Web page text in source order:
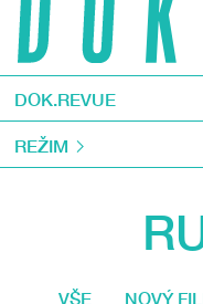
DOK.REVUE
REŽIM
VŠE NOVÝ